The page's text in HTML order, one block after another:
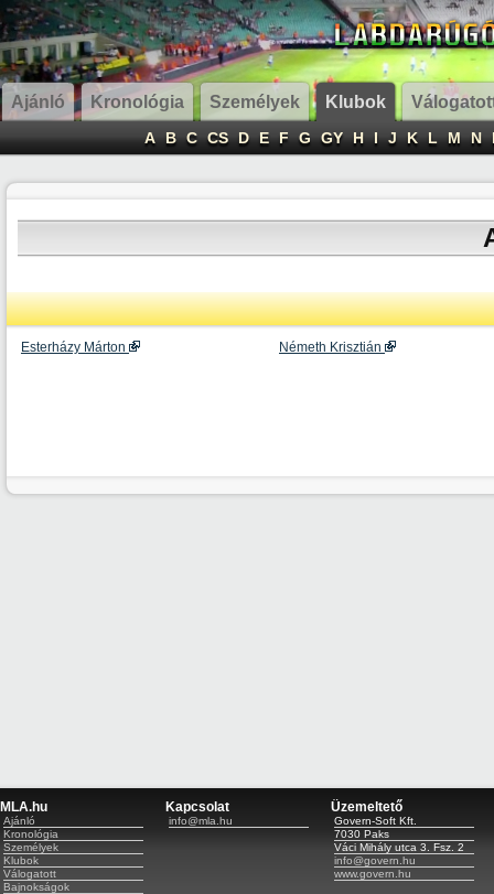
Ajánló Kronológia Személyek Klubok
A B C CS D E F G GY H I J K L M N
Esterházy Márton Németh Krisztián
MLA.hu
Ajánló
Kronológia
Személyek
Klubok
Válogatott
Bajnokságok
Kapcsolat
info@mla.hu
Üzemeltető
Govern-Soft Kft.
7030 Paks
Váci Mihály utca 3. Fsz. 2
info@govern.hu
www.govern.hu